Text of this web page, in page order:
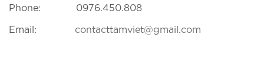
Phone: 0976.450.808
Email: contacttamviet@gmail.com